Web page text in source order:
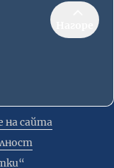
на сайта